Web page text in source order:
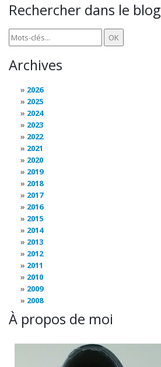
Rechercher dans le blog
Archives
2026
2025
2024
2023
2022
2021
2020
2019
2018
2017
2016
2015
2014
2013
2012
2011
2010
2009
2008
À propos de moi